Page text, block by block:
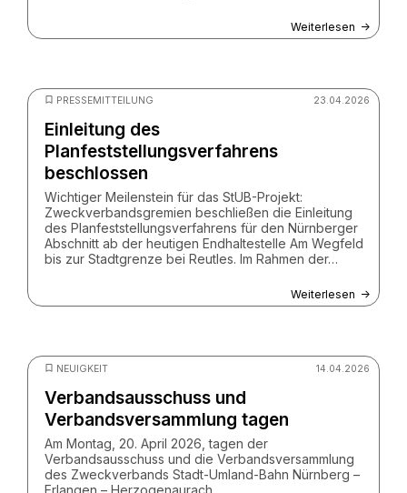
Weiterlesen
PRESSEMITTEILUNG 23.04.2026
Einleitung des
Planfeststellungsverfahrens
beschlossen
Wichtiger Meilenstein für das StUB-Projekt:
Zweckverbandsgremien beschließen die Einleitung
des Planfeststellungsverfahrens für den Nürnberger
Abschnitt ab der heutigen Endhaltestelle Am Wegfeld
bis zur Stadtgrenze bei Reutles. Im Rahmen der…
Weiterlesen
NEUIGKEIT 14.04.2026
Verbandsausschuss und
Verbandsversammlung tagen
Am Montag, 20. April 2026, tagen der
Verbandsausschuss und die Verbandsversammlung
des Zweckverbands Stadt-Umland-Bahn Nürnberg –
Erlangen – Herzogenaurach.